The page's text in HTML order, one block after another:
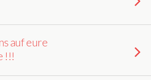
auf eure
!!!